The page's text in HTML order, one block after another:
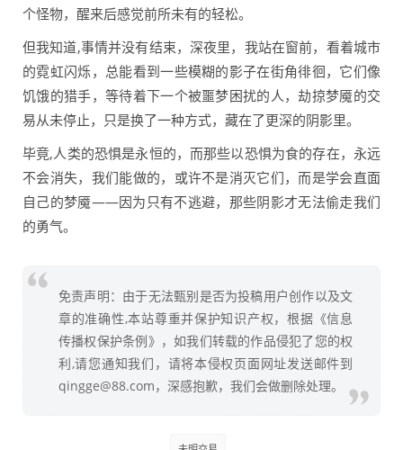
个怪物，醒来后感觉前所未有的轻松。
但我知道,事情并没有结束，深夜里，我站在窗前，看着城市
的霓虹闪烁，总能看到一些模糊的影子在街角徘徊，它们像
饥饿的猎手，等待着下一个被噩梦困扰的人，劫掠梦魇的交
易从未停止，只是换了一种方式，藏在了更深的阴影里。
毕竟,人类的恐惧是永恒的，而那些以恐惧为食的存在，永远
不会消失，我们能做的，或许不是消灭它们，而是学会直面
自己的梦魇——因为只有不逃避，那些阴影才无法偷走我们
的勇气。
免责声明：由于无法甄别是否为投稿用户创作以及文
章的准确性,本站尊重并保护知识产权，根据《信息
传播权保护条例》，如我们转载的作品侵犯了您的权
利,请您通知我们，请将本侵权页面网址发送邮件到
qingge@88.com，深感抱歉，我们会做删除处理。